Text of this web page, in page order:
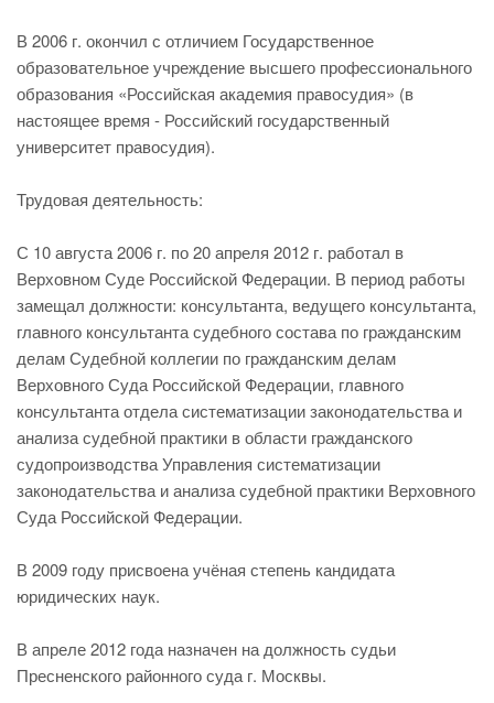
В 2006 г. окончил с отличием Государственное
образовательное учреждение высшего профессионального
образования «Российская академия правосудия» (в
настоящее время - Российский государственный
университет правосудия).
Трудовая деятельность:
С 10 августа 2006 г. по 20 апреля 2012 г. работал в
Верховном Суде Российской Федерации. В период работы
замещал должности: консультанта, ведущего консультанта,
главного консультанта судебного состава по гражданским
делам Судебной коллегии по гражданским делам
Верховного Суда Российской Федерации, главного
консультанта отдела систематизации законодательства и
анализа судебной практики в области гражданского
судопроизводства Управления систематизации
законодательства и анализа судебной практики Верховного
Суда Российской Федерации.
В 2009 году присвоена учёная степень кандидата
юридических наук.
В апреле 2012 года назначен на должность судьи
Пресненского районного суда г. Москвы.